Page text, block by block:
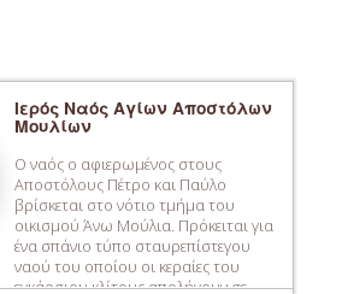
Ιερός Ναός Αγίων Αποστόλων
Μουλίων
Ο ναός ο αφιερωμένος στους
Αποστόλους Πέτρο και Παύλο
βρίσκεται στο νότιο τμήμα του
οικισμού Άνω Μούλια. Πρόκειται για
ένα σπάνιο τύπο σταυρεπίστεγου
ναού του οποίου οι κεραίες του
εγκάρσιου κλίτους απολήγουν σε